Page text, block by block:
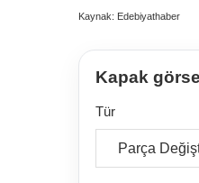
Kaynak: Edebiyathaber
Kapak
Tür